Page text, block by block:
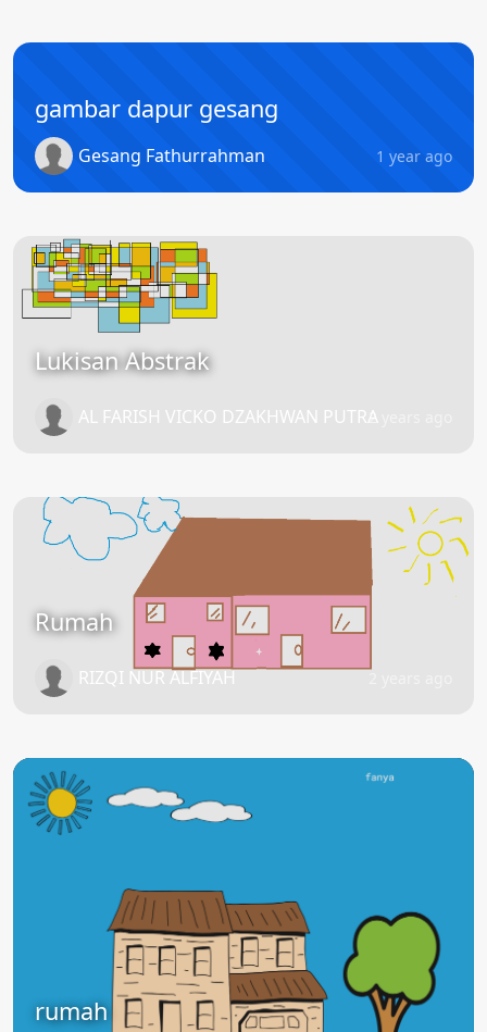
gambar dapur gesang
Gesang Fathurrahman 1 year ago
Lukisan Abstrak
AL FARISH VICKO DZAKHWAN PUTRA2 years ago
Rumah
RIZQI NUR ALFIYAH
rumah